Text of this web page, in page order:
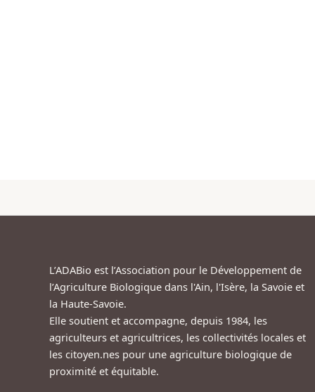
L’ADABio est l’Association pour le Développement de
l’Agriculture Biologique dans l'Ain, l'Isère, la Savoie et
la Haute-Savoie.
Elle soutient et accompagne, depuis 1984, les
agriculteurs et agricultrices, les collectivités locales et
les citoyen.nes pour une agriculture biologique de
proximité et équitable.